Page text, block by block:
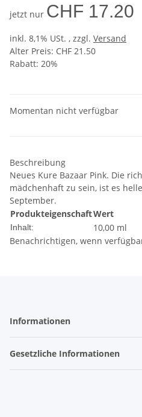
jetzt nur CHF 17.20
inkl. 8,1% USt. , zzgl. Versand
Alter Preis: CHF 21.50
Rabatt: 20%
Momentan nicht verfügbar
Beschreibung
Neues Kure Bazaar Pink. Die
mädchenhaft zu sein, ist es
September.
ProdukteigenschaftWert
Inhalt:
10,00 ml
Benachrichtigen, wenn
Informationen
Gesetzliche Informationen